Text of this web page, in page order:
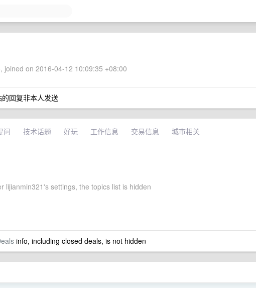
joined on 2016-04-12 10:09:35 +08:00
回复非本人发送
问 技术话题 好玩 工作信息 交易信息 城市相关
lijianmin321's settings, the topics list is hidden
info, including closed deals, is not hidden